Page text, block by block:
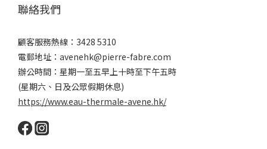
聯絡我們
顧客服務熱線：3428 5310
電郵地址：avenehk@pierre-fabre.com
辦公時間：星期一至五早上十時至下午五時
(星期六、日及公眾假期休息)
https://www.eau-thermale-avene.hk/